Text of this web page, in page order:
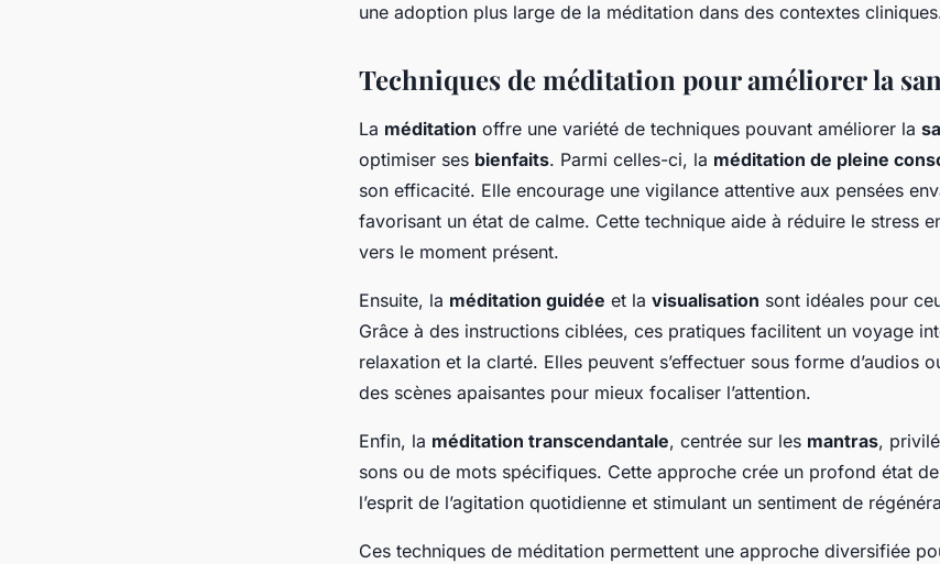
une adoption plus large de la méditation dans des contextes
Techniques de méditation pour améliorer la
La méditation offre une variété de techniques pouvant améliorer la
optimiser ses bienfaits. Parmi celles-ci, la méditation de pleine
son efficacité. Elle encourage une vigilance attentive aux pensées
favorisant un état de calme. Cette technique aide à réduire le stress
vers le moment présent.
Ensuite, la méditation guidée et la visualisation sont idéales pour
Grâce à des instructions ciblées, ces pratiques facilitent un voyage
relaxation et la clarté. Elles peuvent s’effectuer sous forme d’audios
des scènes apaisantes pour mieux focaliser l’attention.
Enfin, la méditation transcendantale, centrée sur les mantras,
sons ou de mots spécifiques. Cette approche crée un profond état
l’esprit de l’agitation quotidienne et stimulant un sentiment de
Ces techniques de méditation permettent une approche diversifiée